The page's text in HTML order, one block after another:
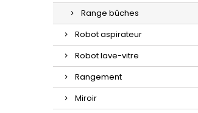
Range bûches
Robot aspirateur
Robot lave-vitre
Rangement
Miroir